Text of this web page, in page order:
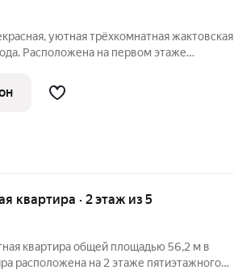
уютная трёхкомнатная жактовская
Расположена на первом этаже
жилых комнатах и коридоре, тёплый
квартира · 2 этаж из 5
квартира общей площадью 56,2 м в
расположена на 2 этаже пятиэтажного